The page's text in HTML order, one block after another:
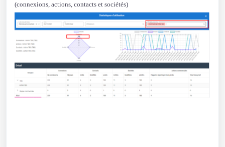
(connexions, actions, contacts et sociétés)